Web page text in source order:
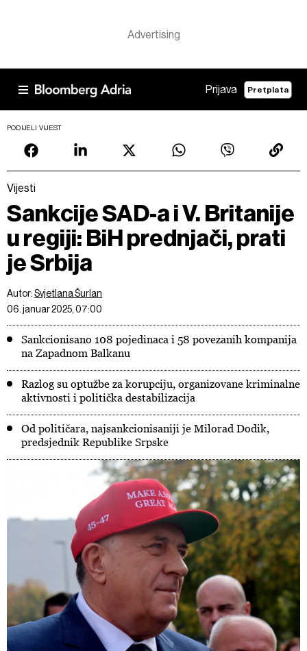
Prijava Pretplata
PODIJELI VIJEST
Vijesti
Sankcije SAD-a i V. Britanije
u regiji: BiH prednjači, prati
je Srbija
Autor:Svjetlana Šurlan
06. januar 2025, 07:00
Sankcionisano 108 pojedinaca i 58 povezanih kompanija
na Zapadnom Balkanu
Razlog su optužbe za korupciju, organizovane kriminalne
aktivnosti i politička destabilizacija
Od političara, najsankcionisaniji je Milorad Dodik,
predsjednik Republike Srpske